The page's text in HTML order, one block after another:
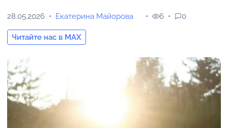
28.05.2026 Екатерина Майорова
Читайте нас в MAX
6 0